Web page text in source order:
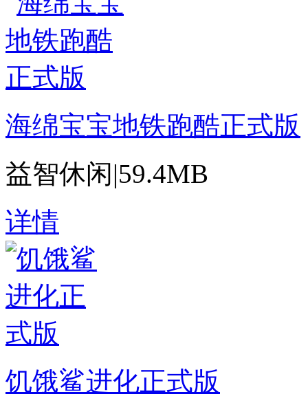
海绵宝宝地铁跑酷正式版
益智休闲|59.4MB
详情
饥饿鲨进化正式版